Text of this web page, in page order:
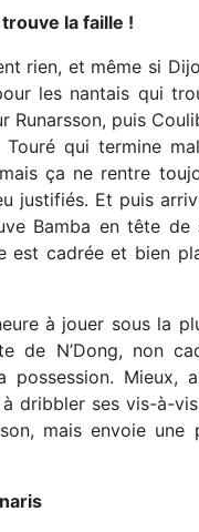
la faille !
rien, et même si
les nantais qui
Runarsson, puis
Touré qui termine
ça ne rentre
justifiés. Et puis
Bamba en tête
est cadrée et bien
à jouer sous la
de N’Dong, non
possession. Mieux,
dribbler ses vis-à-
mais envoie